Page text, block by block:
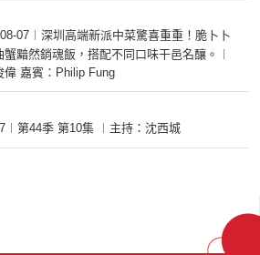
07︱深圳高端新派中菜驚喜重重！脆卜卜
黯然銷魂飯，搭配不同口味干邑名釀。︱
偉 嘉賓：Philip Fung
第44季 第10集 ︱主持：沈西城